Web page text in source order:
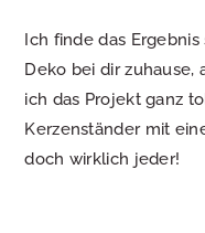
Ich finde das
Deko bei dir zuhause,
ich das Projekt ganz
Kerzenständer mit
doch wirklich jeder!